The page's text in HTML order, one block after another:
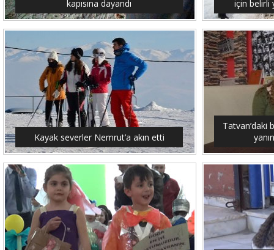
kapısına dayandı
için belirli
Kayak severler Nemrut’a akın etti
Tatvan’daki